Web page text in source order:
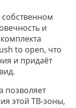
и
to open, что
и придаёт
позволяет
этой ТВ-зоны,